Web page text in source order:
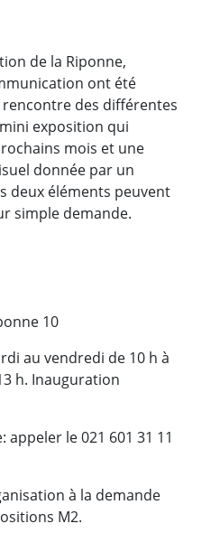
de la Riponne,
ont été
des différentes
exposition qui
mois et une
donnée par un
deux éléments peuvent
simple demande.
10
au vendredi de 10 h à
h. Inauguration
le 021 601 31 11
à la demande
M2.